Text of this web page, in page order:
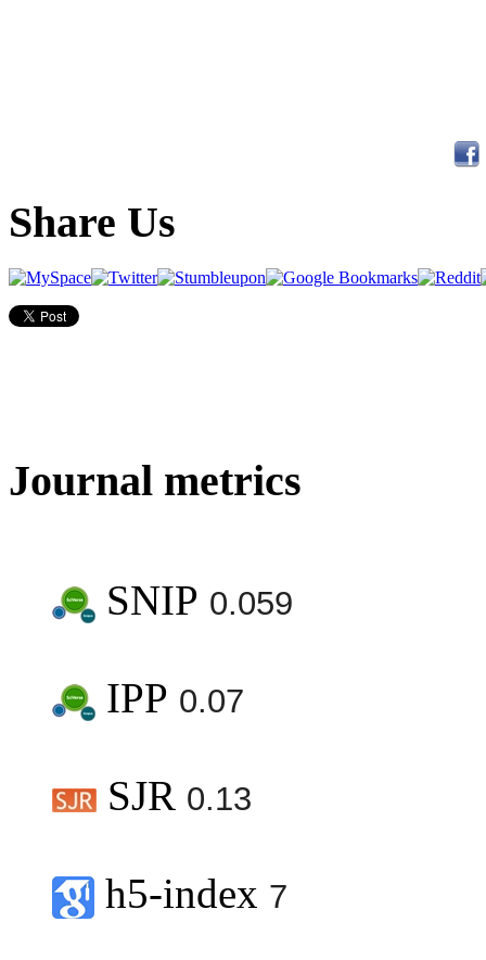
Share Us
Journal metrics
SNIP 0.059
IPP 0.07
SJR 0.13
h5-index 7